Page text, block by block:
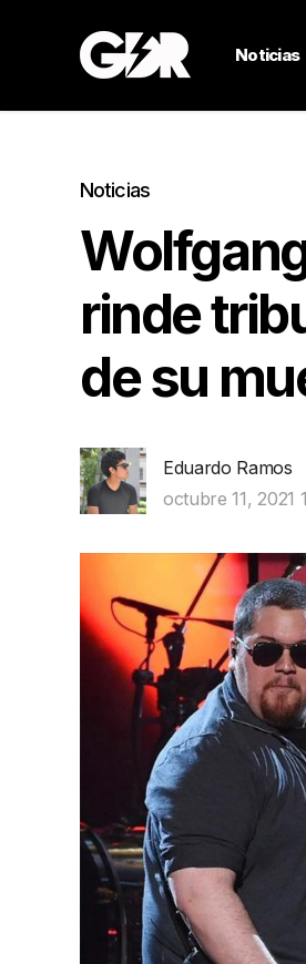
Noticias
Noticias
rinde
de su
Eduardo Ramos
octubre 11, 2021